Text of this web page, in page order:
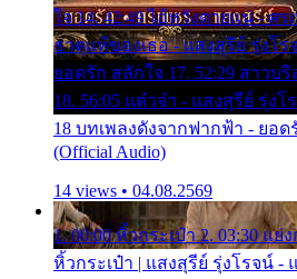
ใจ 14. 42:49 ไอ้หวังตายแน่ - ศ
ธาตุแท้ของเธอ - แสงสุรีย์ รุ่งโร
ยอดรัก สลักใจ 17. 52:29 สาว
18. 56:05 แต๋วจ๋า - แสงสุรีย์ รุ่งโ
18 บทเพลงดังจากฟากฟ้า - ยอด
(Official Audio)
14 views • 04.08.2569
1. 00:00 หิ้วกระเป๋า 2. 03:30 แย่
หิ้วกระเป๋า | แสงสุรีย์ รุ่งโรจน์ -